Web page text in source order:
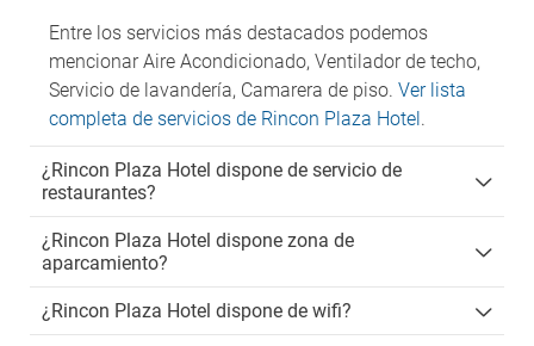
Entre los servicios más destacados podemos
mencionar Aire Acondicionado, Ventilador de techo,
Servicio de lavandería, Camarera de piso. Ver lista
completa de servicios de Rincon Plaza Hotel.
¿Rincon Plaza Hotel dispone de servicio de
restaurantes?
¿Rincon Plaza Hotel dispone zona de
aparcamiento?
¿Rincon Plaza Hotel dispone de wifi?